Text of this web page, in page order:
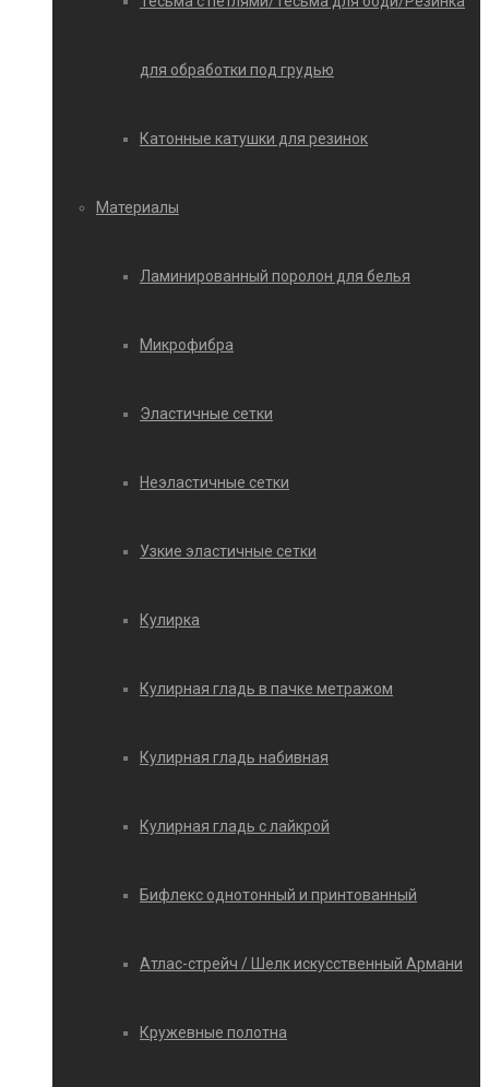
для обработки под грудью
Катонные катушки для резинок
Материалы
Ламинированный поролон для белья
Микрофибра
Эластичные сетки
Неэластичные сетки
Узкие эластичные сетки
Кулирка
Кулирная гладь в пачке метражом
Кулирная гладь набивная
Кулирная гладь с лайкрой
Бифлекс однотонный и принтованный
Атлас-стрейч / Шелк искусственный Армани
Кружевные полотна